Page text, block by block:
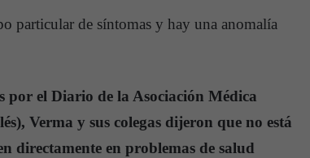
particular de síntomas y hay una anomalía
por el Diario de la Asociación Médica
Verma y sus colegas dijeron que no está
directamente en problemas de salud